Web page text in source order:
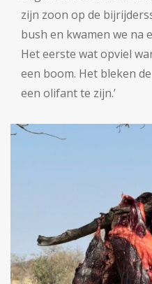
zijn zoon op de
bush en kwamen we na
Het eerste wat opviel
een boom. Het bleken
een olifant te zijn.’